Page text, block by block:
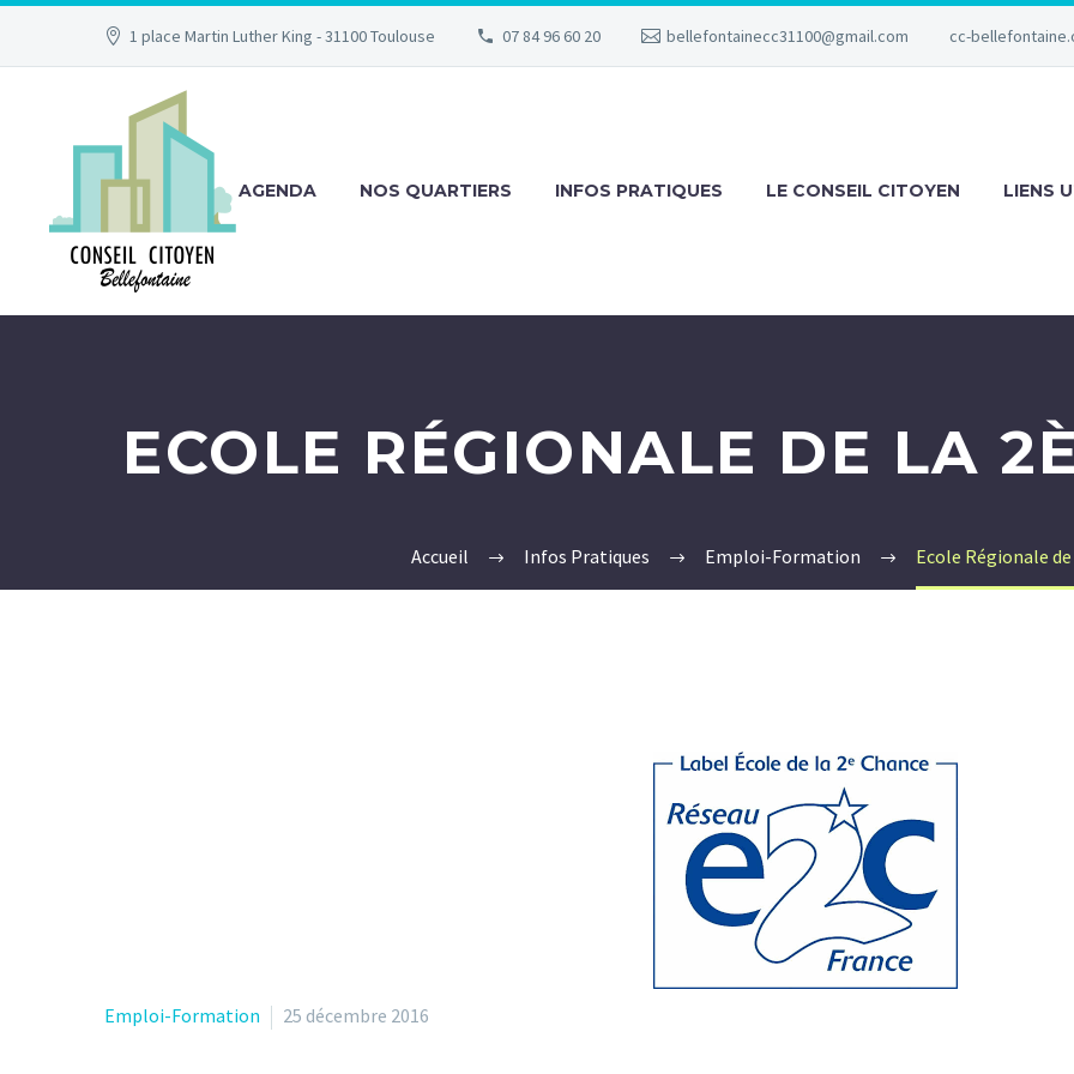
1 place Martin Luther King - 31100 Toulouse 07 84 96 60 20 bellefontainecc31100@gmail.com cc-
AGENDA NOS QUARTIERS INFOS PRATIQUES LE CONSEIL CITOYEN LIENS
ECOLE RÉGIONALE DE LA
Accueil Infos Pratiques Emploi-Formation Ecole Régionale
Emploi-Formation 25 décembre 2016